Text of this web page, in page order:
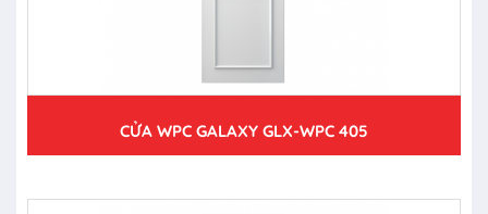
CỬA WPC GALAXY GLX-WPC 405